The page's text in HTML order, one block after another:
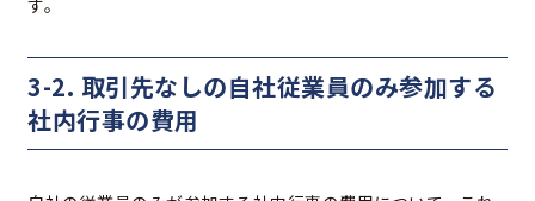
3-2. 取引先なしの自社従業員のみ参加する
社内行事の費用